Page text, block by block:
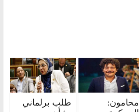
محامون:
طلب برلماني